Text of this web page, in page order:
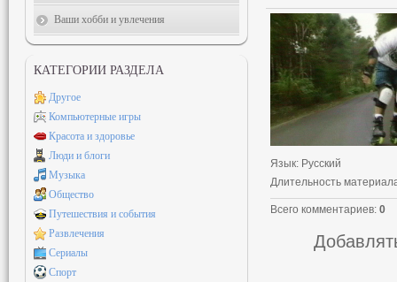
Язык: Русский
Длительность
Всего комментариев: 0
Ваши хобби и увлечения
КАТЕГОРИИ РАЗДЕЛА
Другое
Компьютерные игры
Красота и здоровье
Люди и блоги
Музыка
Общество
Путешествия и события
Развлечения
Сериалы
Спорт